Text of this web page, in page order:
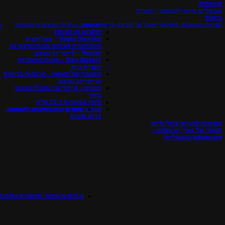
משפחתי
מבשלים מחוץ לקופסה – תכנית
בישול
חנויות מקוונות, משלוחי אוכל עד הבית, קייטרינג ועוד…טבעטוב – חנות טבעונית מקוונת
חולצות מן הצומח
Vegan Spotting – אפליקציה
אינטרנטית לאיתור מנות טבעוניות
Nectar – קייטרינג טבעוני
Bike Bakery – עוגות טבעוניות
תוצרת בית
המטבח של מאשה – ארוחות בריאות
וקייטרינג טבעוני
נבטים – קייטרינג / מטבח טבעוני
ביתי
פיצה טבעונית ב 15 ש”ח
טבעוני וטעים – מכירת אוכל טבעוני,
בריא וטעים
עמותות לזכויות בעלי חיים
האתר של גארי יורופסקי –
adaptt.org (באנגלית)
אנשי ציבור מגיבים להרצאה
צילומים וקטעי תקשורת